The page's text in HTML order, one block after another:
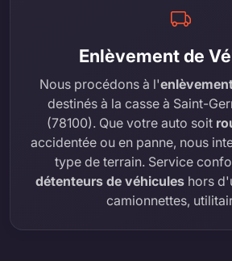
Enlèvement de
Nous procédons à l'
destinés à la casse à Saint-
(78100). Que votre auto soit
accidentée ou en panne, nous
type de terrain. Service
détenteurs de véhicules hors
camionnettes,